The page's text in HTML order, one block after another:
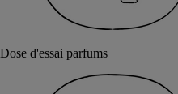
Dose d'essai parfums